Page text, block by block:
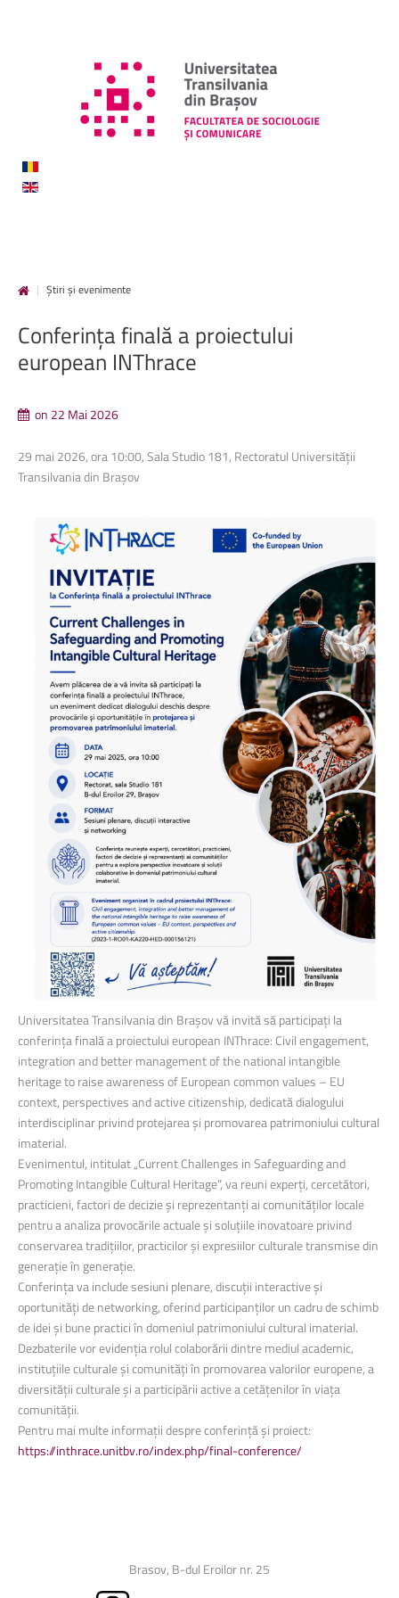
| Știri și evenimente
Conferințafinală a proiectului
european INThrace
on 22 Mai 2026
29 mai 2026, ora 10:00, Sala Studio 181, Rectoratul Universității
Transilvania din Brașov
Universitatea Transilvania din Brașov vă invită să participați la
conferința finală a proiectului european INThrace: Civil engagement,
integration and better management of the national intangible
heritage to raise awareness of European common values – EU
context, perspectives and active citizenship, dedicată dialogului
interdisciplinar privind protejarea și promovarea patrimoniului cultural
imaterial.
Evenimentul, intitulat „Current Challenges in Safeguarding and
Promoting Intangible Cultural Heritage”, va reuni experți, cercetători,
practicieni, factori de decizie și reprezentanți ai comunităților locale
pentru a analiza provocările actuale și soluțiile inovatoare privind
conservarea tradițiilor, practicilor și expresiilor culturale transmise din
generație în generație.
Conferința va include sesiuni plenare, discuții interactive și
oportunități de networking, oferind participanților un cadru de schimb
de idei și bune practici în domeniul patrimoniului cultural imaterial.
Dezbaterile vor evidenția rolul colaborării dintre mediul academic,
instituțiile culturale și comunități în promovarea valorilor europene, a
diversității culturale și a participării active a cetățenilor în viața
comunității.
Pentru mai multe informații despre conferință și proiect:
https://inthrace.unitbv.ro/index.php/final-conference/
Brasov, B-dul Eroilor nr. 25